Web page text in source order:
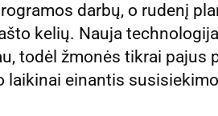
darbų, o rudenį
kelių. Nauja
todėl žmonės tikrai pajus
laikinai einantis